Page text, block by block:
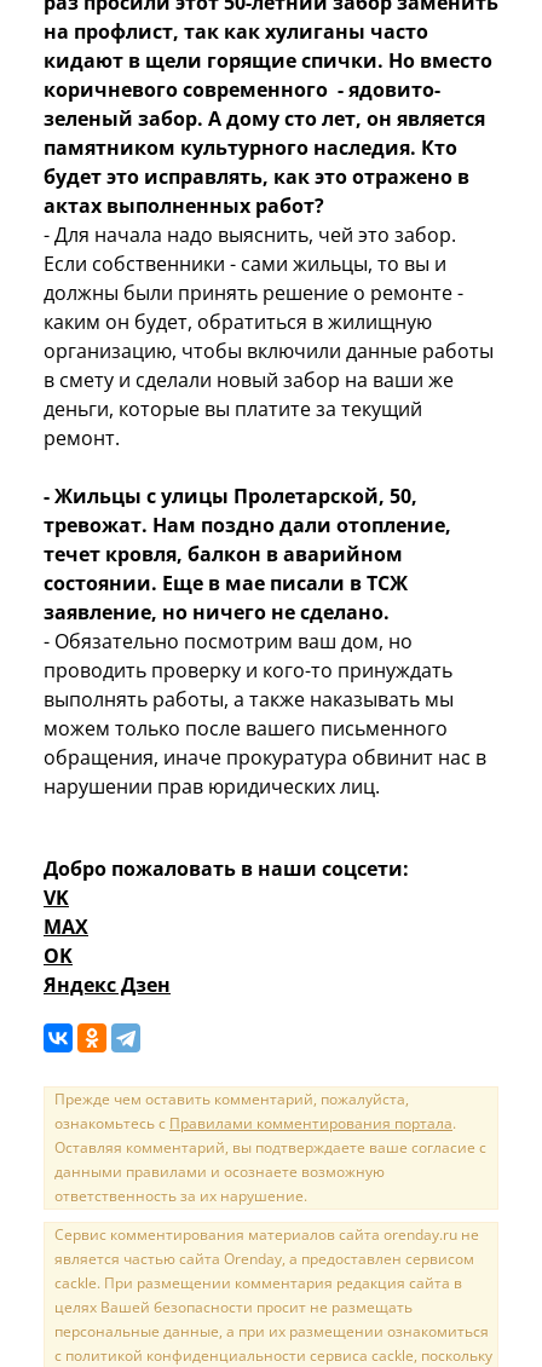
на профлист, так как хулиганы часто
кидают в щели горящие спички. Но вместо
коричневого современного - ядовито-
зеленый забор. А дому сто лет, он является
памятником культурного наследия. Кто
будет это исправлять, как это отражено в
актах выполненных работ?
- Для начала надо выяснить, чей это забор.
Если собственники - сами жильцы, то вы и
должны были принять решение о ремонте -
каким он будет, обратиться в жилищную
организацию, чтобы включили данные работы
в смету и сделали новый забор на ваши же
деньги, которые вы платите за текущий
ремонт.
- Жильцы с улицы Пролетарской, 50,
тревожат. Нам поздно дали отопление,
течет кровля, балкон в аварийном
состоянии. Еще в мае писали в ТСЖ
заявление, но ничего не сделано.
- Обязательно посмотрим ваш дом, но
проводить проверку и кого-то принуждать
выполнять работы, а также наказывать мы
можем только после вашего письменного
обращения, иначе прокуратура обвинит нас в
нарушении прав юридических лиц.
Добро пожаловать в наши соцсети:
VK
MAX
OK
Яндекс Дзен
Прежде чем оставить комментарий, пожалуйста,
ознакомьтесь с Правилами комментирования портала.
Оставляя комментарий, вы подтверждаете ваше согласие с
данными правилами и осознаете возможную
ответственность за их нарушение.
Сервис комментирования материалов сайта orenday.ru не
является частью сайта Orenday, а предоставлен сервисом
cackle. При размещении комментария редакция сайта в
целях Вашей безопасности просит не размещать
персональные данные, а при их размещении ознакомиться
с политикой конфиденциальности сервиса cackle, поскольку